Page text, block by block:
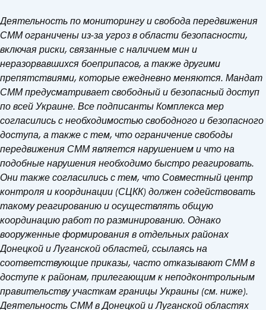
Деятельность по мониторингу и свобода передвижения
СММ ограничены из-за угроз в области безопасности,
включая риски, связанные с наличием мин и
неразорвавшихся боеприпасов, а также другими
препятствиями, которые ежедневно меняются. Мандат
СММ предусматривает свободный и безопасный доступ
по всей Украине. Все подписанты Комплекса мер
согласились с необходимостью свободного и безопасного
доступа, а также с тем, что ограничение свободы
передвижения СММ является нарушением и что на
подобные нарушения необходимо быстро реагировать.
Они также согласились с тем, что Совместный центр
контроля и координации (СЦКК) должен содействовать
такому реагированию и осуществлять общую
координацию работ по разминированию. Однако
вооруженные формирования в отдельных районах
Донецкой и Луганской областей, ссылаясь на
соответствующие приказы, часто отказывают СММ в
доступе к районам, прилегающим к неподконтрольным
правительству участкам границы Украины (см. ниже).
Деятельность СММ в Донецкой и Луганской областях